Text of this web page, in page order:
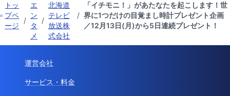
トッ
プペ
ージ
/
エ
ン
タ
メ
/
北海道
テレビ
放送株
式会社
/
「イチモニ！」があたなたを起こします！世
界に1つだけの目覚まし時計プレゼント企画
／12月13日(月)から5日連続プレゼント！
運営会社
サービス・料金